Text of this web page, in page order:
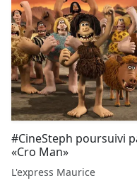
#CineSteph poursuivi
«Cro Man»
L'express Maurice